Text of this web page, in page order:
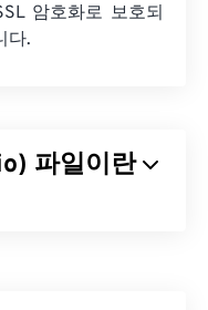
암호화로 보호되
다.
파일이란